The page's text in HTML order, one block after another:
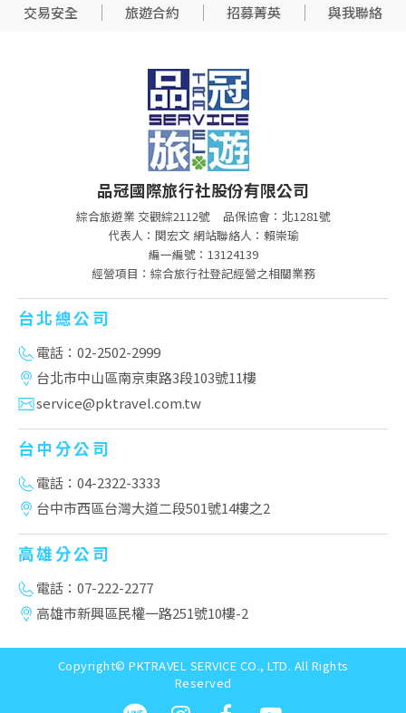
交易安全
旅遊合約 招募菁英 與我聯絡
品冠國際旅行社股份有限公司
綜合旅遊業 交觀綜2112號
品保協會：北1281號
代表人：関宏文 網站聯絡人：賴崇瑜
編一編號：13124139
經營項目：綜合旅行社登記經營之相關業務
台北總公司
電話：02-2502-2999
台北市中山區南京東路3段103號11樓
service@pktravel.com.tw
台中分公司
電話：04-2322-3333
台中市西區台灣大道二段501號14樓之2
高雄分公司
電話：07-222-2277
高雄市新興區民權一路251號10樓-2
Copyright© PKTRAVEL SERVICE CO., LTD. All Rights
Reserved